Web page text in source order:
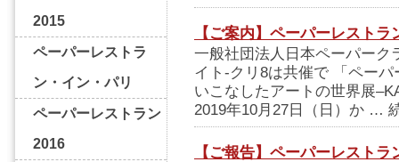
2015
ペーパーレストラ
ン・イン・パリ
ペーパーレストラン
2016
【ご案内】ペーパーレスト
一般社団法人日本ペーパーク
イト-クリ8は共催で 「ペー
いこなしたアートの世界展
2019年10月27日（日）か …
【ご報告】ペーパーレスト